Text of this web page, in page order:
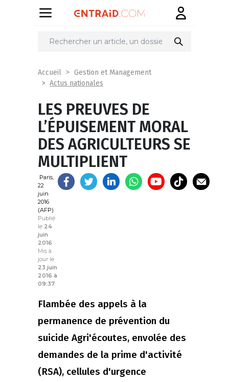
Partager
Accueil
Gestion et Management
Actus nationales
LES PREUVES DE
L’ÉPUISEMENT MORAL
DES AGRICULTEURS SE
MULTIPLIENT
Paris,
22
juin
2016
(AFP)
Publié
le 24
juin
2016
Mis à
jour le
23 juin
2016 à
09:37
Flambée des appels à la
permanence de prévention du
suicide Agri'écoutes, envolée des
demandes de la prime d'activité
(RSA), cellules d'urgence